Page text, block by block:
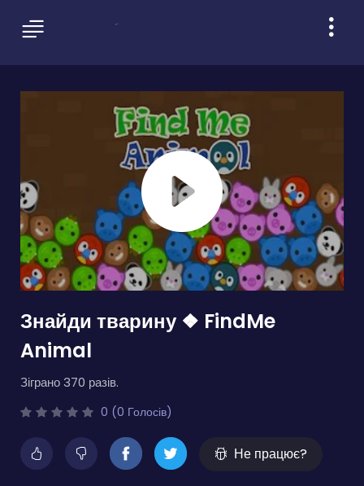
Знайди тварину ❖ FindMe
Animal
Зіграно 370 разів.
0 (0 Голосів)
Не працює?